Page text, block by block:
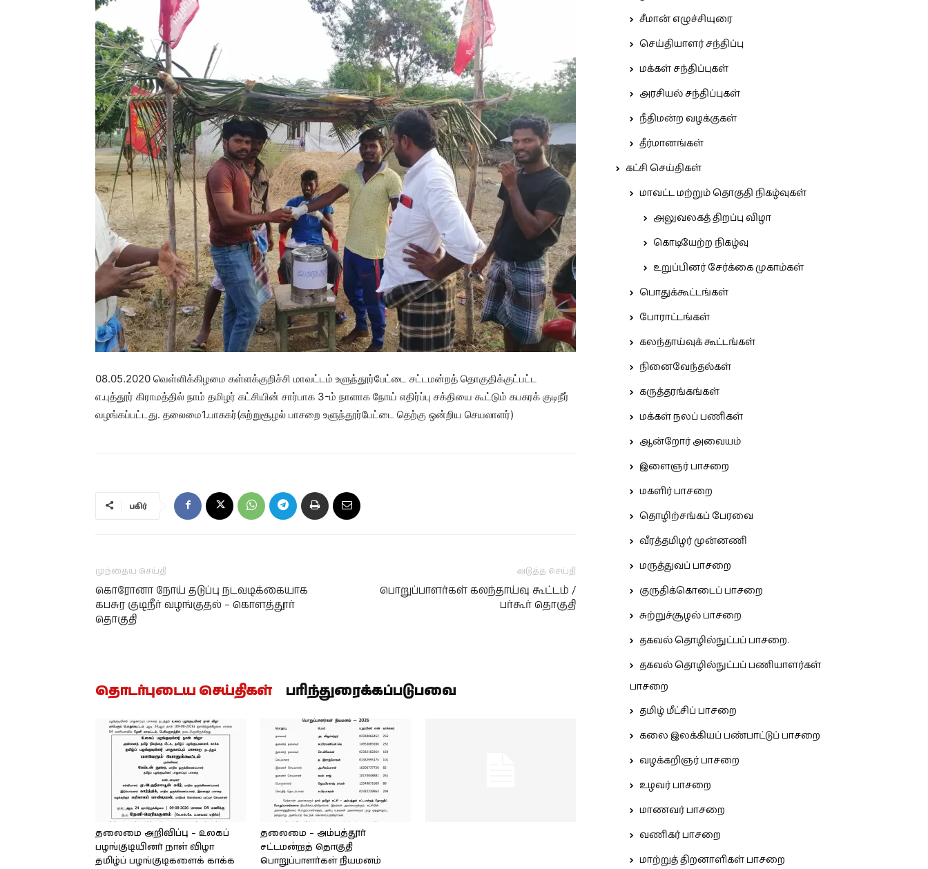
08.05.2020 வெள்ளிக்கிழமை கள்ளக்குறிச்சி மாவட்டம் உளுந்தூர்பேட்டை சட்டமன்றத் தொகுதிக்குட்பட்ட
எ.புத்தூர் கிராமத்தில் நாம் தமிழர் கட்சியின் சார்பாக 3-ம் நாளாக நோய் எதிர்ப்பு சக்தியை கூட்டும் கபசுரக் குடிநீர்
வழங்கப்பட்டது. தலைமை1.பாசுகர்(சுற்றுசூழல் பாசறை உளுந்தூர்பேட்டை தெற்கு ஒன்றிய செயலாளர்)
பகிர்
முந்தைய செய்தி
கொரோனா நோய் தடுப்பு நடவடிக்கையாக
கபசுர குடிநீர் வழங்குதல் – கொளத்தூர்
தொகுதி
அடுத்த செய்தி
பொறுப்பாளர்கள் கலந்தாய்வு கூட்டம் /
பர்கூர் தொகுதி
தொடர்புடைய செய்திகள் பரிந்துரைக்கப்படுபவை
தலைமை அறிவிப்பு – உலகப்
பழங்குடியினர் நாள் விழா
தமிழ்ப் பழங்குடிகளைக் காக்க
தலைமை – அம்பத்தூர்
சட்டமன்றத் தொகுதி
பொறுப்பாளர்கள் நியமனம்
சீமான் எழுச்சியுரை
செய்தியாளர் சந்திப்பு
மக்கள் சந்திப்புகள்
அரசியல் சந்திப்புகள்
நீதிமன்ற வழக்குகள்
தீர்மானங்கள்
கட்சி செய்திகள்
மாவட்ட மற்றும் தொகுதி நிகழ்வுகள்
அலுவலகத் திறப்பு விழா
கொடியேற்ற நிகழ்வு
உறுப்பினர் சேர்க்கை முகாம்கள்
பொதுக்கூட்டங்கள்
போராட்டங்கள்
கலந்தாய்வுக் கூட்டங்கள்
நினைவேந்தல்கள்
கருத்தரங்கங்கள்
மக்கள் நலப் பணிகள்
ஆன்றோர் அவையம்
இளைஞர் பாசறை
மகளிர் பாசறை
தொழிற்சங்கப் பேரவை
வீரத்தமிழர் முன்னணி
மருத்துவப் பாசறை
குருதிக்கொடைப் பாசறை
சுற்றுச்சூழல் பாசறை
தகவல் தொழில்நுட்பப் பாசறை.
தகவல் தொழில்நுட்பப் பணியாளர்கள்
பாசறை
தமிழ் மீட்சிப் பாசறை
கலை இலக்கியப் பண்பாட்டுப் பாசறை
வழக்கறிஞர் பாசறை
உழவர் பாசறை
மாணவர் பாசறை
வணிகர் பாசறை
மாற்றுத் திறனாளிகள் பாசறை